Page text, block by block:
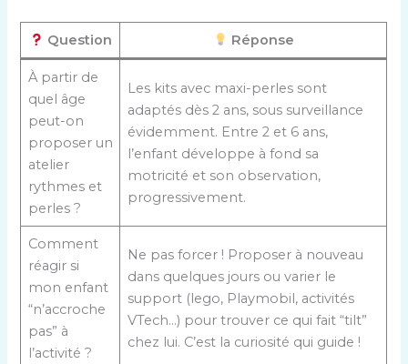
Question Réponse
À partir de
quel âge
peut-on
proposer un
atelier
rythmes et
perles ?
Les kits avec maxi-perles sont
adaptés dès 2 ans, sous surveillance
évidemment. Entre 2 et 6 ans,
l’enfant développe à fond sa
motricité et son observation,
progressivement.
Comment
réagir si
mon enfant
“n’accroche
pas” à
l’activité ?
Ne pas forcer ! Proposer à nouveau
dans quelques jours ou varier le
support (lego, Playmobil, activités
VTech…) pour trouver ce qui fait “tilt”
chez lui. C’est la curiosité qui guide !